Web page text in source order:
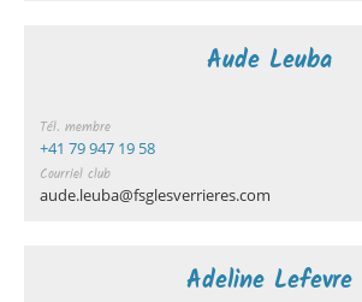
Aude Leuba
Tél. membre
+41 79 947 19 58
Courriel club
aude.leuba@fsglesverrieres.com
Adeline Lefevre